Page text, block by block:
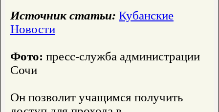
Источник статьи: Кубанские
Новости
Фото: пресс-служба администрации
Сочи
Он позволит учащимся получить